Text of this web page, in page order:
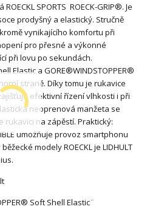
SPORTS ROECK-GRIP®. Je
prodyšný a elastický. Stručně
vynikajícího komfortu při
pro přesné a výkonné
při lovu po sekundách.
Elastic a GORE®WINDSTOPPER®
straně. Díky tomu je rukavice
efektivní řízení vlhkosti i při
neoprenová manžeta se
rukavici na zápěstí. Praktický:
umožňuje provoz smartphonu
modely ROECKL je LIDHULT
Soft Shell Elastic¨